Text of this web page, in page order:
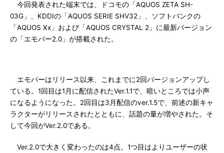
今回発表された端末では、ドコモの「AQUOS ZETA SH-
03G」、KDDIの「AQUOS SERIE SHV32」、ソフトバンクの
「AQUOS Xx」および「AQUOS CRYSTAL 2」に最新バージョン
の「エモパー2.0」が搭載された。
エモパーはリリース以来、これまでに2回バージョンアップし
ている。1回目は1月に配信されたVer.1.1で、暗いところでは小声
になるようになった。2回目は3月配信のver.1.5で、前述の新キャ
ラクターがリリースされたとともに、話題の量が増やされた。そ
して今回がVer.2.0である。
Ver.2.0で大きく変わったのは4点。1つ目はよりユーザーの状